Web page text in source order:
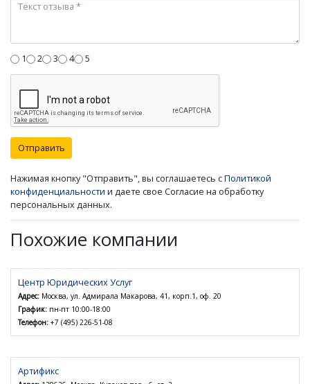
1 2 3 4 5
Отправить
Нажимая кнопку "Отправить", вы соглашаетесь сПолитикой
конфиденциальности и даете свое Согласие на обработку
персональных данных.
Похожие компании
Центр Юридических Услуг
Адрес: Москва, ул. Адмирала Макарова, 41, корп.1, оф. 20
График: пн-пт 10:00-18:00
Телефон: +7 (495) 226-51-08
Артификс